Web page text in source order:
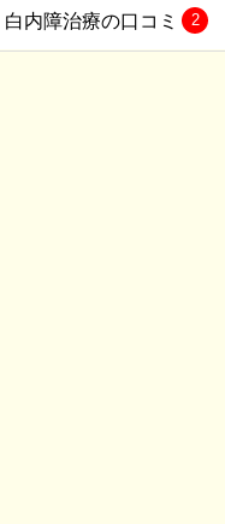
白内障治療の口コミ 2